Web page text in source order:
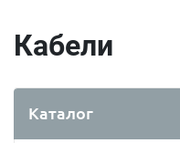
Кабели
Каталог